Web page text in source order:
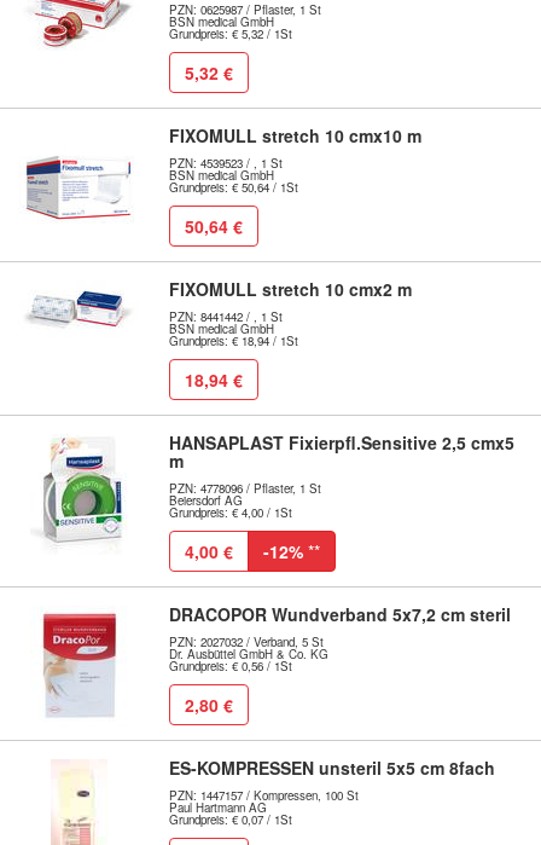
PZN: 0625987 / Pflaster, 1 St
BSN medical GmbH
Grundpreis: € 5,32 / 1St
5,32 €
FIXOMULL stretch 10 cmx10 m
PZN: 4539523 / , 1 St
BSN medical GmbH
Grundpreis: € 50,64 / 1St
50,64 €
FIXOMULL stretch 10 cmx2 m
PZN: 8441442 / , 1 St
BSN medical GmbH
Grundpreis: € 18,94 / 1St
18,94 €
HANSAPLAST Fixierpfl.Sensitive 2,5 cmx5
m
PZN: 4778096 / Pflaster, 1 St
Beiersdorf AG
Grundpreis: € 4,00 / 1St
4,00 € -12% **
DRACOPOR Wundverband 5x7,2 cm steril
PZN: 2027032 / Verband, 5 St
Dr. Ausbüttel GmbH & Co. KG
Grundpreis: € 0,56 / 1St
2,80 €
ES-KOMPRESSEN unsteril 5x5 cm 8fach
PZN: 1447157 / Kompressen, 100 St
Paul Hartmann AG
Grundpreis: € 0,07 / 1St